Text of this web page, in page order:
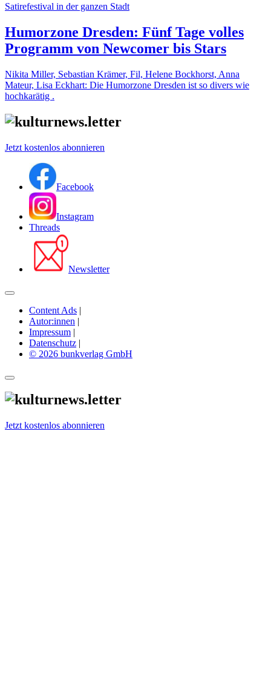
Satirefestival in der ganzen Stadt
Humorzone Dresden: Fünf Tage volles
Programm von Newcomer bis Stars
Nikita Miller, Sebastian Krämer, Fil, Helene Bockhorst, Anna
Mateur, Lisa Eckhart: Die Humorzone Dresden ist so divers wie
hochkarätig .
Jetzt kostenlos abonnieren
Facebook
Instagram
Threads
Newsletter
Content Ads |
Autor:innen |
Impressum |
Datenschutz |
© 2026 bunkverlag GmbH
Jetzt kostenlos abonnieren